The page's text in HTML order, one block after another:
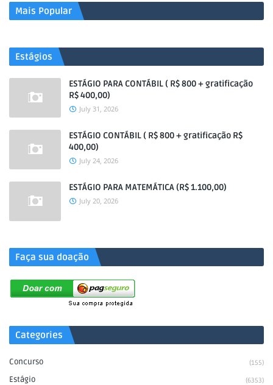
Mais Popular
Estágios
ESTÁGIO PARA CONTÁBIL ( R$ 800 + gratificação
R$ 400,00)
July 31, 2026
ESTÁGIO CONTÁBIL ( R$ 800 + gratificação R$
400,00)
July 24, 2026
ESTÁGIO PARA MATEMÁTICA (R$ 1.100,00)
July 20, 2026
Faça sua doação
Categories
Concurso (155)
Estágio (6353)